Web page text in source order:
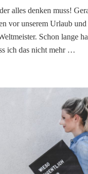
alles denken muss!
vor unserem Urlaub
Schon lange
ich das nicht mehr …